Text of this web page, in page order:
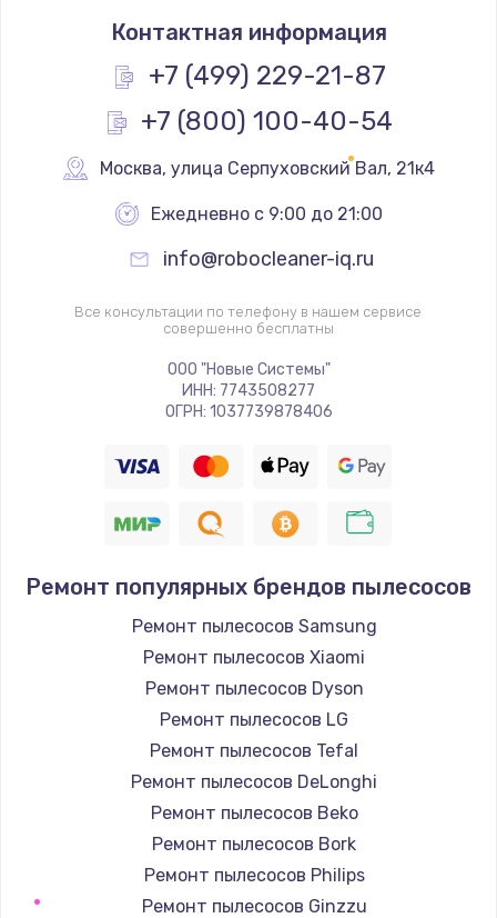
Контактная информация
+7 (499) 229-21-87
+7 (800) 100-40-54
Москва, улица Серпуховский Вал, 21к4
Ежедневно с 9:00 до 21:00
info@robocleaner-iq.ru
Все консультации по телефону в нашем сервисе
совершенно бесплатны
ООО "Новые Системы"
ИНН: 7743508277
ОГРН: 1037739878406
Ремонт популярных брендов пылесосов
Ремонт пылесосов Samsung
Ремонт пылесосов Xiaomi
Ремонт пылесосов Dyson
Ремонт пылесосов LG
Ремонт пылесосов Tefal
Ремонт пылесосов DeLonghi
Ремонт пылесосов Beko
Ремонт пылесосов Bork
Ремонт пылесосов Philips
Ремонт пылесосов Ginzzu